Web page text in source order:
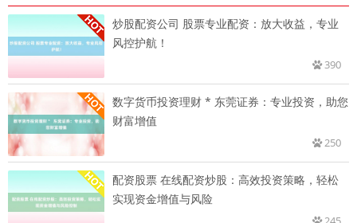
炒股配资公司 股票专业配资：放大收益，专业
风控护航！
390
数字货币投资理财 * 东莞证券：专业投资，助您
财富增值
250
配资股票 在线配资炒股：高效投资策略，轻松
实现资金增值与风险